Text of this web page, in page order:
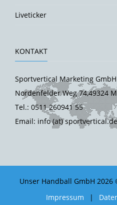
Liveticker
KONTAKT
Sportvertical Marketing GmbH
Nordenfelder Weg 74,49324
Tel.: 0511 260941 55
Email: info (at) sportvertical.de
Unser Handball GmbH
Impressum
|